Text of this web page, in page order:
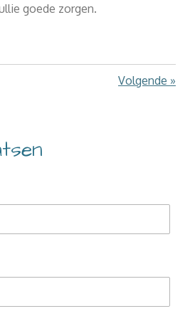
goede zorgen.
Volgende »